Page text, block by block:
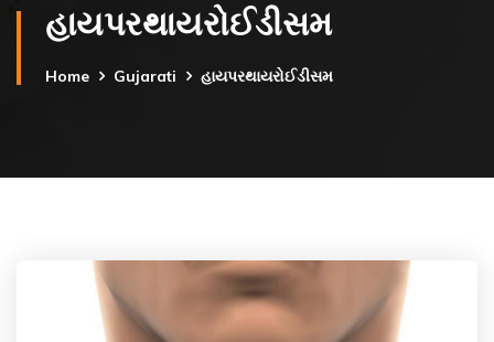
હાયપરથાયરોઈડીસમ
Home Gujarati હાયપરથાયરોઈડીસમ